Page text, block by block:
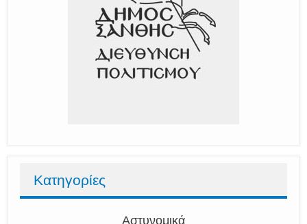
Κατηγορίες
Αστυνομικά